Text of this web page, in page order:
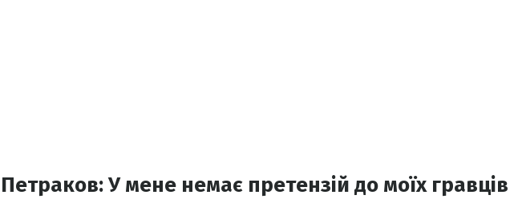
Петраков: У мене немає претензій до моїх гравців